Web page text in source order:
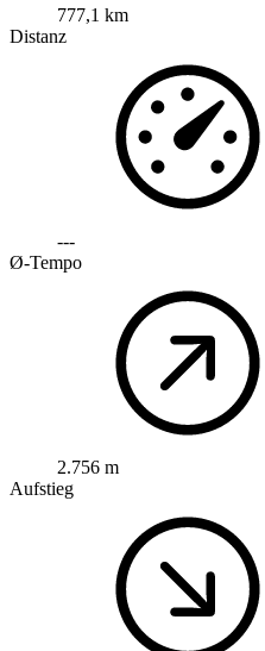
777,1 km
Distanz
---
Ø-Tempo
2.756 m
Aufstieg